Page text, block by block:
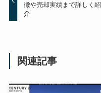
徴や売却実績まで詳しく紹
介
関連記事